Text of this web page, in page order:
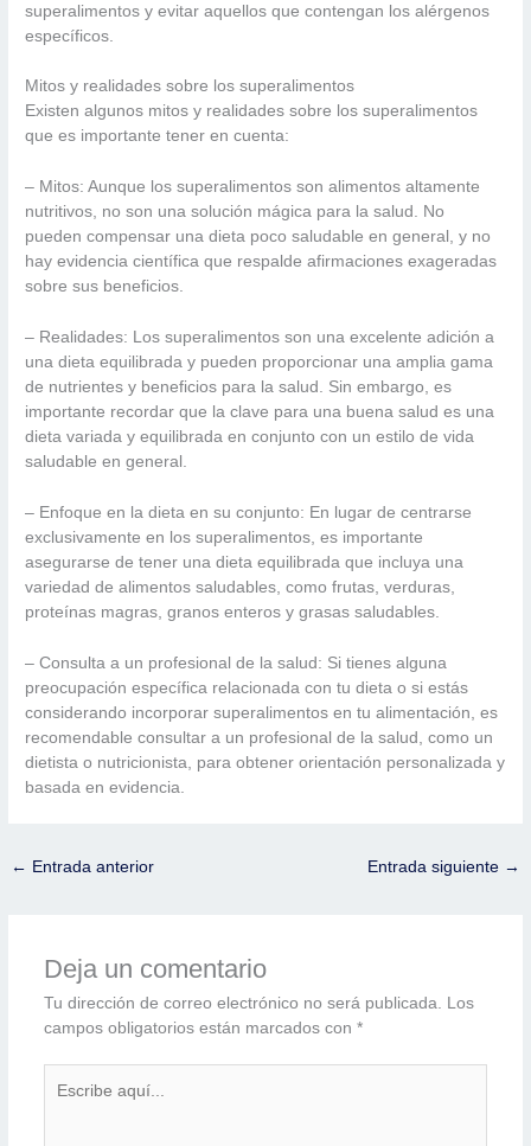
superalimentos y evitar aquellos que contengan los alérgenos
específicos.
Mitos y realidades sobre los superalimentos
Existen algunos mitos y realidades sobre los superalimentos
que es importante tener en cuenta:
– Mitos: Aunque los superalimentos son alimentos altamente
nutritivos, no son una solución mágica para la salud. No
pueden compensar una dieta poco saludable en general, y no
hay evidencia científica que respalde afirmaciones exageradas
sobre sus beneficios.
– Realidades: Los superalimentos son una excelente adición a
una dieta equilibrada y pueden proporcionar una amplia gama
de nutrientes y beneficios para la salud. Sin embargo, es
importante recordar que la clave para una buena salud es una
dieta variada y equilibrada en conjunto con un estilo de vida
saludable en general.
– Enfoque en la dieta en su conjunto: En lugar de centrarse
exclusivamente en los superalimentos, es importante
asegurarse de tener una dieta equilibrada que incluya una
variedad de alimentos saludables, como frutas, verduras,
proteínas magras, granos enteros y grasas saludables.
– Consulta a un profesional de la salud: Si tienes alguna
preocupación específica relacionada con tu dieta o si estás
considerando incorporar superalimentos en tu alimentación, es
recomendable consultar a un profesional de la salud, como un
dietista o nutricionista, para obtener orientación personalizada y
basada en evidencia.
← Entrada anterior Entrada siguiente →
Deja un comentario
Tu dirección de correo electrónico no será publicada.
Los
campos obligatorios están marcados con *
aquí...